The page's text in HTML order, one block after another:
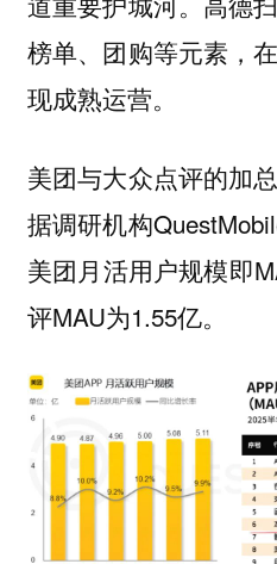
榜单、团购等元素，
现成熟运营。
美团与大众点评的加
据调研机构
美团月活用户规模即
评MAU为1.55亿。